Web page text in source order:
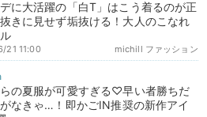
に大活躍の「白T」はこう着るのが正
きに見せず垢抜ける！大人のこなれ
michill ファッション
21 11:00
の夏服が可愛すぎる♡早い者勝ちだ
なきゃ…！即かごIN推奨の新作アイ